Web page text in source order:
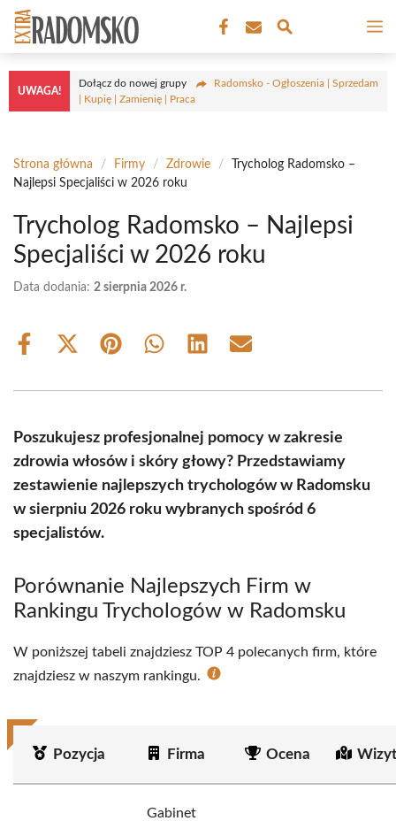
Przejdź
do
treści
UWAGA!
Dołącz do nowej grupy
Radomsko - Ogłoszenia | Sprzedam
| Kupię | Zamienię | Praca
Strona główna / Firmy / Zdrowie /
Trycholog Radomsko –
Najlepsi Specjaliści w 2026 roku
Trycholog Radomsko – Najlepsi
Specjaliści w 2026 roku
Data dodania: 2 sierpnia 2026 r.
Share
Share
(Twitter)
Share Share Share Share
Poszukujesz profesjonalnej pomocy w zakresie
zdrowia włosów i skóry głowy? Przedstawiamy
zestawienie najlepszych trychologów w Radomsku
w sierpniu 2026 roku wybranych spośród 6
specjalistów.
Porównanie Najlepszych Firm w
Rankingu Trychologów w Radomsku
W poniższej tabeli znajdziesz TOP 4 polecanych firm, które
znajdziesz w naszym rankingu.
Pozycja Firma Ocena
Gabinet